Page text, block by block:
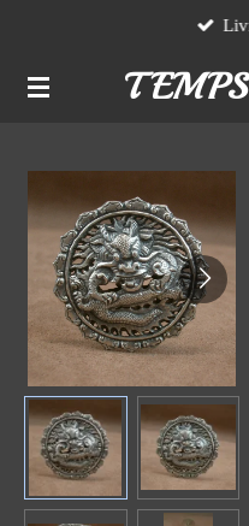
contenu